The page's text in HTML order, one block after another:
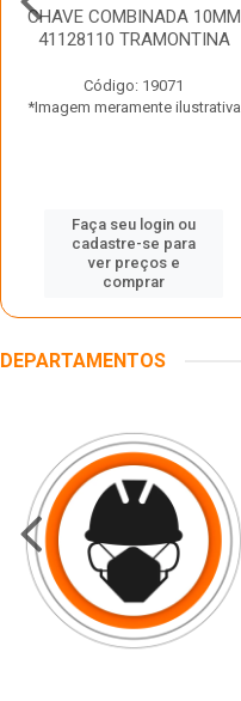
CHAVE COMBINADA 10MM
41128110 TRAMONTINA
Código: 19071
*Imagem meramente ilustrativa
Faça seu login ou
cadastre-se para
ver preços e
comprar
DEPARTAMENTOS